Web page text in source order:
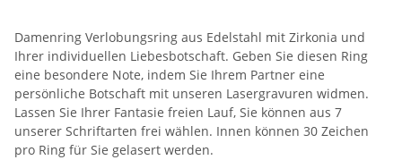
Damenring Verlobungsring aus Edelstahl mit Zirkonia und
Ihrer individuellen Liebesbotschaft. Geben Sie diesen Ring
eine besondere Note, indem Sie Ihrem Partner eine
persönliche Botschaft mit unseren Lasergravuren widmen.
Lassen Sie Ihrer Fantasie freien Lauf, Sie können aus 7
unserer Schriftarten frei wählen. Innen können 30 Zeichen
pro Ring für Sie gelasert werden.